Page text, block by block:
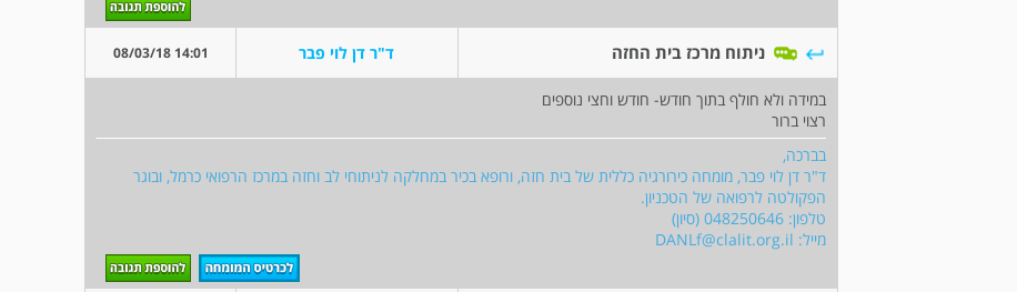
ניתוח מרכז בית החזה ד"ר דן לוי פבר 14:01 08/03/18
במידה ולא חולף בתוך חודש- חודש וחצי נוספים
רצוי ברור
בברכה,
ד"ר דן לוי פבר, מומחה כירורגיה כללית של בית חזה, ורופא בכיר במחלקה לניתוחי לב וחזה במרכז הרפואי כרמל, ובוגר
הפקולטה לרפואה של הטכניון.
טלפון: 048250646 (סיון)
מייל: DANLf@clalit.org.il